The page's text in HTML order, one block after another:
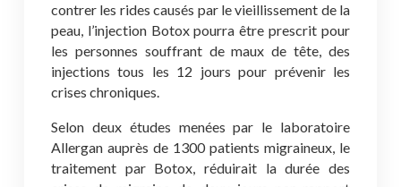
contrer les rides causés par le vieillissement de la
peau, l’injection Botox pourra être prescrit pour
les personnes souffrant de maux de tête, des
injections tous les 12 jours pour prévenir les
crises chroniques.
Selon deux études menées par le laboratoire
Allergan auprès de 1300 patients migraineux, le
traitement par Botox, réduirait la durée des